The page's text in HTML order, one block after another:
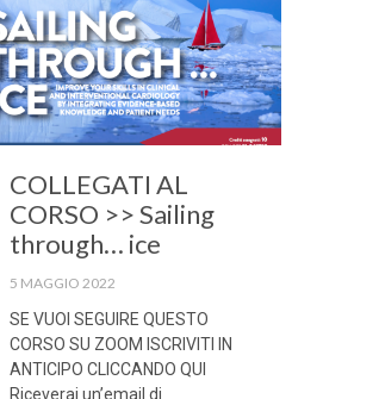
COLLEGATI AL
CORSO >> Sailing
through… ice
5 MAGGIO 2022
SE VUOI SEGUIRE QUESTO
CORSO SU ZOOM ISCRIVITI IN
ANTICIPO CLICCANDO QUI
Riceverai un’email di